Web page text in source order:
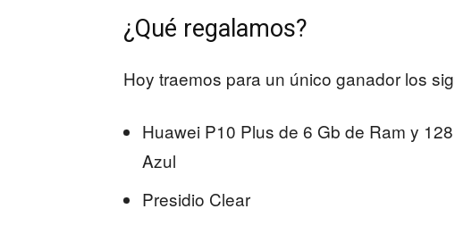
¿Qué regalamos?
Hoy traemos para un único ganador los
Huawei P10 Plus de 6 Gb de Ram y
Azul
Presidio Clear